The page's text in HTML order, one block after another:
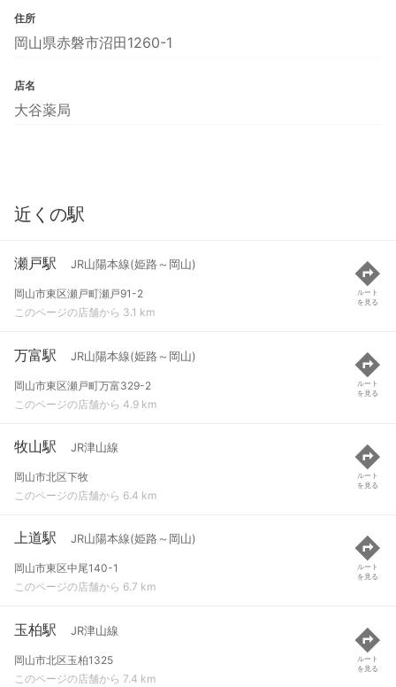
住所
岡山県赤磐市沼田1260-1
店名
大谷薬局
近くの駅
瀬戸駅 JR山陽本線(姫路～岡山)
岡山市東区瀬戸町瀬戸91-2
このページの店舗から 3.1 km
ルート
を見る
万富駅 JR山陽本線(姫路～岡山)
岡山市東区瀬戸町万富329-2
このページの店舗から 4.9 km
ルート
を見る
牧山駅 JR津山線
岡山市北区下牧
このページの店舗から 6.4 km
ルート
を見る
上道駅 JR山陽本線(姫路～岡山)
岡山市東区中尾140-1
このページの店舗から 6.7 km
ルート
を見る
玉柏駅 JR津山線
岡山市北区玉柏1325
このページの店舗から 7.4 km
ルート
を見る